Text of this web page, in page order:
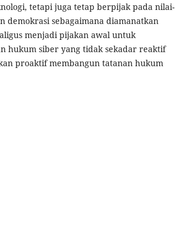
tetapi juga tetap berpijak pada nilai-
demokrasi sebagaimana diamanatkan
menjadi pijakan awal untuk
hukum siber yang tidak sekadar reaktif
proaktif membangun tatanan hukum